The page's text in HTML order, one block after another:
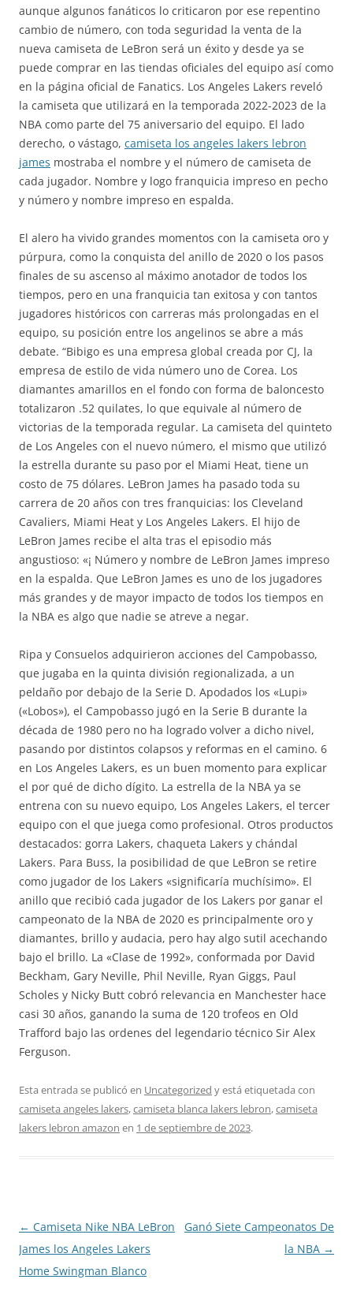
aunque algunos fanáticos lo criticaron por ese repentino
cambio de número, con toda seguridad la venta de la
nueva camiseta de LeBron será un éxito y desde ya se
puede comprar en las tiendas oficiales del equipo así como
en la página oficial de Fanatics. Los Angeles Lakers reveló
la camiseta que utilizará en la temporada 2022-2023 de la
NBA como parte del 75 aniversario del equipo. El lado
derecho, o vástago, camiseta los angeles lakers lebron
james mostraba el nombre y el número de camiseta de
cada jugador. Nombre y logo franquicia impreso en pecho
y número y nombre impreso en espalda.
El alero ha vivido grandes momentos con la camiseta oro y
púrpura, como la conquista del anillo de 2020 o los pasos
finales de su ascenso al máximo anotador de todos los
tiempos, pero en una franquicia tan exitosa y con tantos
jugadores históricos con carreras más prolongadas en el
equipo, su posición entre los angelinos se abre a más
debate. “Bibigo es una empresa global creada por CJ, la
empresa de estilo de vida número uno de Corea. Los
diamantes amarillos en el fondo con forma de baloncesto
totalizaron .52 quilates, lo que equivale al número de
victorias de la temporada regular. La camiseta del quinteto
de Los Angeles con el nuevo número, el mismo que utilizó
la estrella durante su paso por el Miami Heat, tiene un
costo de 75 dólares. LeBron James ha pasado toda su
carrera de 20 años con tres franquicias: los Cleveland
Cavaliers, Miami Heat y Los Angeles Lakers. El hijo de
LeBron James recibe el alta tras el episodio más
angustioso: «¡ Número y nombre de LeBron James impreso
en la espalda. Que LeBron James es uno de los jugadores
más grandes y de mayor impacto de todos los tiempos en
la NBA es algo que nadie se atreve a negar.
Ripa y Consuelos adquirieron acciones del Campobasso,
que jugaba en la quinta división regionalizada, a un
peldaño por debajo de la Serie D. Apodados los «Lupi»
(«Lobos»), el Campobasso jugó en la Serie B durante la
década de 1980 pero no ha logrado volver a dicho nivel,
pasando por distintos colapsos y reformas en el camino. 6
en Los Angeles Lakers, es un buen momento para explicar
el por qué de dicho dígito. La estrella de la NBA ya se
entrena con su nuevo equipo, Los Angeles Lakers, el tercer
equipo con el que juega como profesional. Otros productos
destacados: gorra Lakers, chaqueta Lakers y chándal
Lakers. Para Buss, la posibilidad de que LeBron se retire
como jugador de los Lakers «significaría muchísimo». El
anillo que recibió cada jugador de los Lakers por ganar el
campeonato de la NBA de 2020 es principalmente oro y
diamantes, brillo y audacia, pero hay algo sutil acechando
bajo el brillo. La «Clase de 1992», conformada por David
Beckham, Gary Neville, Phil Neville, Ryan Giggs, Paul
Scholes y Nicky Butt cobró relevancia en Manchester hace
casi 30 años, ganando la suma de 120 trofeos en Old
Trafford bajo las ordenes del legendario técnico Sir Alex
Ferguson.
Esta entrada se publicó en Uncategorized y está etiquetada con
camiseta angeles lakers,camiseta blanca lakers lebron,camiseta
lakers lebron amazon en 1 de septiembre de 2023.
Navegación
de
entradas
← Camiseta Nike NBA LeBron
James los Angeles Lakers
Home Swingman Blanco
Ganó Siete Campeonatos De
la NBA →